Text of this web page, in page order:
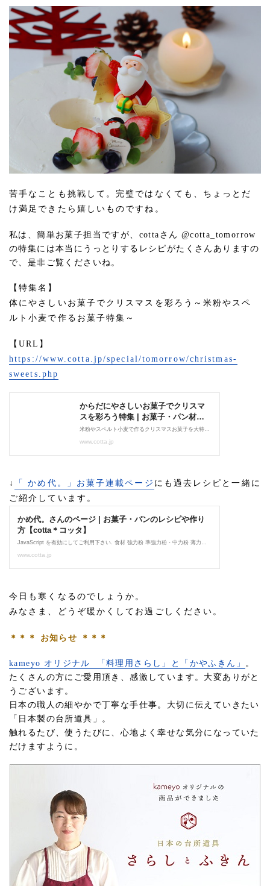
苦手なことも挑戦して。完璧ではなくても、ちょっとだ
け満足できたら嬉しいものですね。
私は、簡単お菓子担当ですが、cottaさん @cotta_tomorrow
の特集には本当にうっとりするレシピがたくさんありますの
で、是非ご覧くださいね。
【特集名】
体にやさしいお菓子でクリスマスを彩ろう～米粉やスペ
ルト小麦で作るお菓子特集～
【URL】
https://www.cotta.jp/special/tomorrow/christmas-
sweets.php
↓ 「 かめ代。」お菓子連載ページ にも過去レシピと一緒に
ご紹介しています。
今日も寒くなるのでしょうか。
みなさま、どうぞ暖かくしてお過ごしください。
＊＊＊ お知らせ ＊＊＊
kameyo オリジナル 「料理用さらし」と「かやふきん」
。
たくさんの方にご愛用頂き、感激しています。大変ありがと
うございます。
日本の職人の細やかで丁寧な手仕事。大切に伝えていきたい
「日本製の台所道具」。
触れるたび、使うたびに、心地よく幸せな気分になっていた
だけますように。